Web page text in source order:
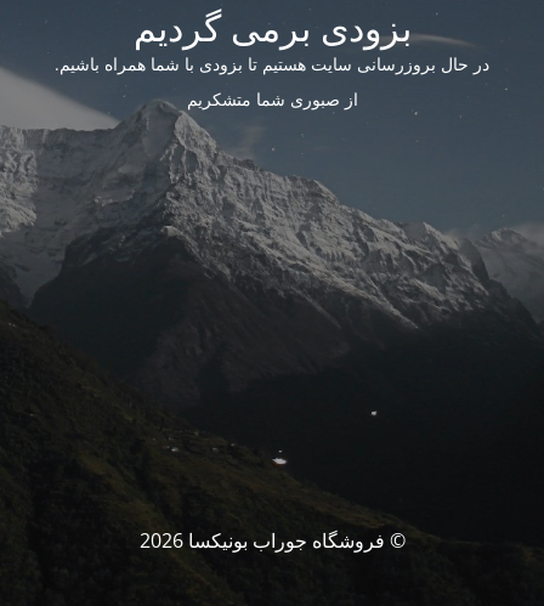
بزودی برمی گردیم
در حال بروزرسانی سایت هستیم تا بزودی با شما همراه باشیم.
از صبوری شما متشکریم
© فروشگاه جوراب بونیکسا 2026